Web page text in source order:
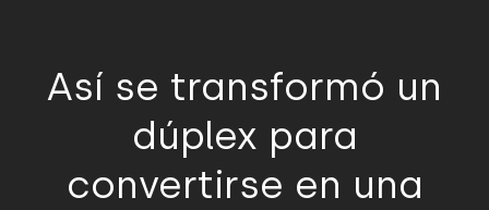
Así se transformó un
dúplex para
convertirse en una